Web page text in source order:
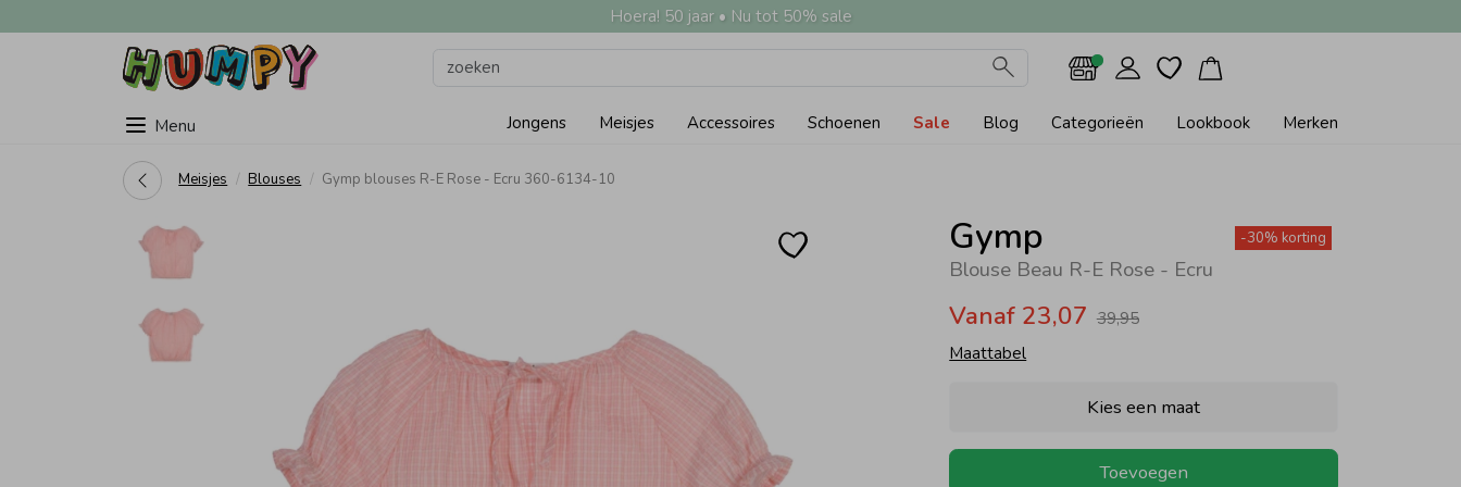
Hoera! 50 jaar • Nu tot 50% sale
Menu Jongens Meisjes Accessoires Schoenen Sale Blog Categorieën Lookbook Merken
Meisjes Blouses Gymp blouses R-E Rose - Ecru 360-6134-10
Gymp
Blouse Beau R-E Rose - Ecru
-30% korting
Vanaf 23,07 39,95
Maattabel
Kies een maat
Toevoegen